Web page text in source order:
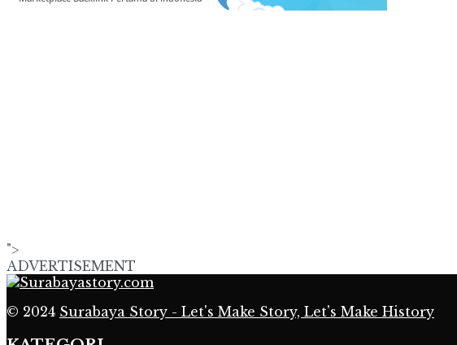
">
ADVERTISEMENT
© 2024 Surabaya Story - Let's Make Story, Let's Make History